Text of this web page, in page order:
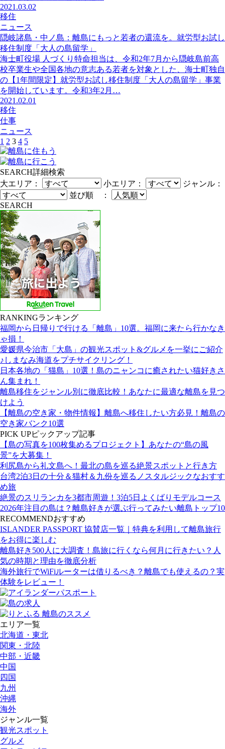
2021.03.02
移住
ニュース
隠岐諸島・中ノ島：離島にもっと若者の還流を。就労型お試し
移住制度「大人の島留学」
海士町役場 人づくり特命担当は、令和2年7月から隠岐島前高
校卒業生や全国各地の意志ある若者を対象とした、海士町独自
の【1年間限定】就労型お試し移住制度「大人の島留学」事業
を開始しています。令和3年2月…
2021.02.01
移住
仕事
ニュース
1 2 3 4 5
SEARCH詳細検索
大エリア：
小エリア：
ジャンル：
並び順 ：
SEARCH
RANKINGランキング
福岡から日帰りで行ける「離島」10選。福岡に来たら行かなき
ゃ損！
愛媛県今治市「大島」の観光スポット&グルメを一挙にご紹介
♪しまなみ海道をプチサイクリング！
日本各地の「猫島」10選！島のニャンコに癒されたい猫好きさ
ん集まれ！
離島移住をジャンル別に徹底比較！あなたに最適な離島を見つ
けよう
【離島の空き家・物件情報】離島へ移住したい方必見！離島の
空き家バンク10選
PICK UPピックアップ記事
【島の写真を100枚集めるプロジェクト】あなたの“島の風
景”を大募集！
利尻島から礼文島へ！最北の島を巡る絶景スポットと行き方
台湾2泊3日の十分＆猫村＆九份を巡るノスタルジックなおすす
め旅
絶景のスリランカを3都市周遊！3泊5日よくばりモデルコース
2026年注目の島は？離島好きが選ぶ行ってみたい離島トップ10
RECOMMENDおすすめ
ISLANDER PASSPORT 協賛店一覧｜特典を利用して離島旅行
をお得に楽しむ
離島好き500人に大調査！島旅に行くなら何月に行きたい？人
気の時期と理由を徹底分析
海外旅行でWiFiルーターは借りるべき？離島でも使えるの？実
体験をレビュー！
エリア一覧
北海道・東北
関東・北陸
中部・近畿
中国
四国
九州
沖縄
海外
ジャンル一覧
観光スポット
グルメ